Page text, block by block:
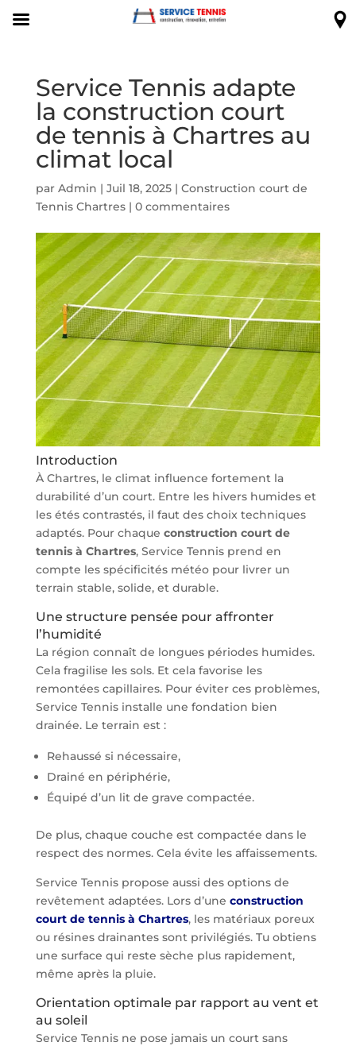
Service Tennis adapte
la construction court
de tennis à Chartres au
climat local
par Admin | Juil 18, 2025| Construction court de
Tennis Chartres| 0 commentaires
Introduction
À Chartres, le climat influence fortement la
durabilité d’un court. Entre les hivers humides et
les étés contrastés, il faut des choix techniques
adaptés. Pour chaque construction court de
tennis à Chartres, Service Tennis prend en
compte les spécificités météo pour livrer un
terrain stable, solide, et durable.
Une structure pensée pour affronter
l’humidité
La région connaît de longues périodes humides.
Cela fragilise les sols. Et cela favorise les
remontées capillaires. Pour éviter ces problèmes,
Service Tennis installe une fondation bien
drainée. Le terrain est :
Rehaussé si nécessaire,
Drainé en périphérie,
Équipé d’un lit de grave compactée.
De plus, chaque couche est compactée dans le
respect des normes. Cela évite les affaissements.
Service Tennis propose aussi des options de
revêtement adaptées. Lors d’une construction
court de tennis à Chartres, les matériaux poreux
ou résines drainantes sont privilégiés. Tu obtiens
une surface qui reste sèche plus rapidement,
même après la pluie.
Orientation optimale par rapport au vent et
au soleil
Service Tennis ne pose jamais un court sans